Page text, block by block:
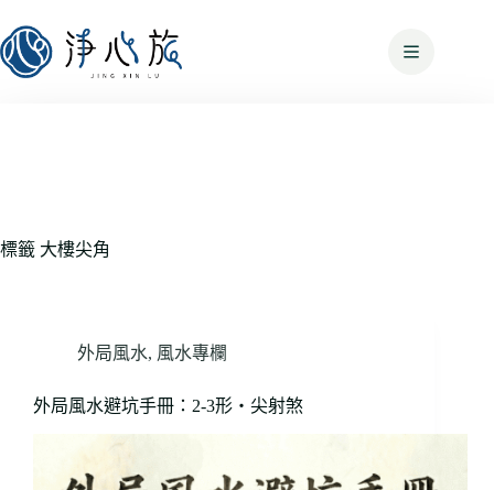
標籤 大樓尖角
外局風水, 風水專欄
外局風水避坑手冊：2-3形・尖射煞